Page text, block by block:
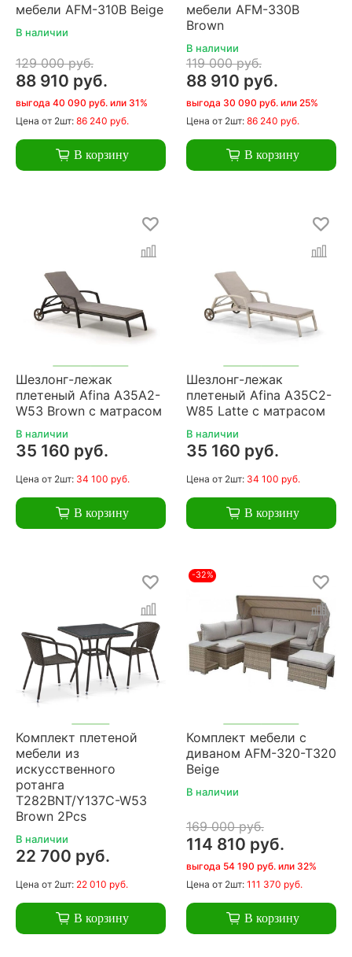
мебели AFM-310B Beige
В наличии
129 000 руб.
88 910 руб.
выгода 40 090 руб. или 31%
Цена от 2шт: 86 240 руб.
В корзину
мебели AFM-330B
Brown
В наличии
119 000 руб.
88 910 руб.
выгода 30 090 руб. или 25%
Цена от 2шт: 86 240 руб.
В корзину
Шезлонг-лежак
плетеный Afina A35A2-
W53 Brown с матрасом
В наличии
35 160 руб.
Цена от 2шт: 34 100 руб.
В корзину
Шезлонг-лежак
плетеный Afina A35C2-
W85 Latte с матрасом
В наличии
35 160 руб.
Цена от 2шт: 34 100 руб.
В корзину
Комплект плетеной
мебели из
искусственного
ротанга
T282BNT/Y137C-W53
Brown 2Pcs
В наличии
22 700 руб.
Цена от 2шт: 22 010 руб.
В корзину
-32%
Комплект мебели с
диваном AFM-320-T320
Beige
В наличии
169 000 руб.
114 810 руб.
выгода 54 190 руб. или 32%
Цена от 2шт: 111 370 руб.
В корзину